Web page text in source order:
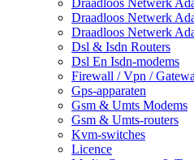
Draadloos Netwerk
Draadloos Netwerk
Draadloos Netwerk
Dsl & Isdn Routers
Dsl En Isdn-modems
Firewall / Vpn /
Gps-apparaten
Gsm & Umts Modems
Gsm & Umts-routers
Kvm-switches
Licence